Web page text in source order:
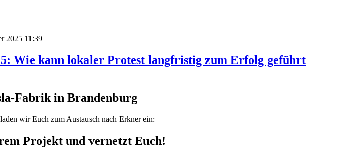
2025 11:39
Wie kann lokaler Protest langfristig zum Erfolg geführt
Fabrik in Brandenburg
laden wir Euch zum Austausch nach Erkner ein:
Projekt und vernetzt Euch!